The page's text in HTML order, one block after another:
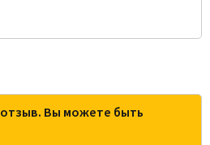
Вы можете быть